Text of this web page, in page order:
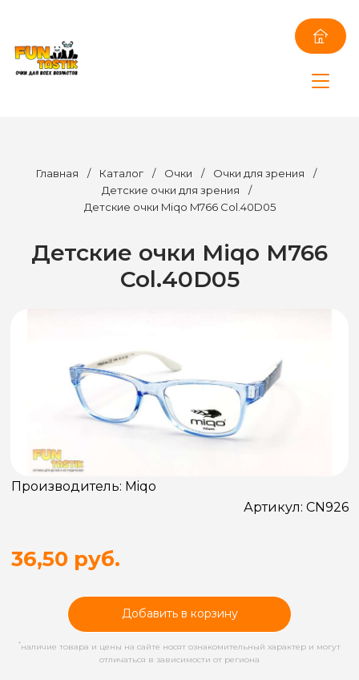
Главная / Каталог / Очки / Очки для зрения
/
Детские очки для зрения
/
Детские очки Miqo M766 Col.40D05
Детские очки Miqo M766
Col.40D05
Производитель: Miqo
Артикул: CN926
36,50 руб.
Добавить в корзину
* наличие товара и цены на сайте носят ознакомительный характер и могут
отличаться в зависимости от региона